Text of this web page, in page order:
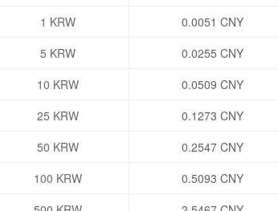
1 KRW
0.0051 CNY
5 KRW
0.0255 CNY
10 KRW
0.0509 CNY
25 KRW
0.1273 CNY
50 KRW
0.2547 CNY
100 KRW
0.5093 CNY